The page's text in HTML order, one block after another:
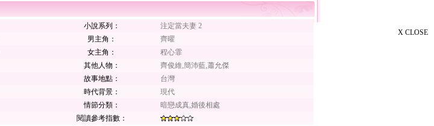
X CLOSE
小說系列：
注定當夫妻 2
男主角：
齊曜
女主角：
程心霏
其他人物：
齊俊維,簡沛藍,蕭允傑
故事地點：
台灣
時代背景：
現代
情節分類：
暗戀成真,婚後相處
閱讀參考指數：